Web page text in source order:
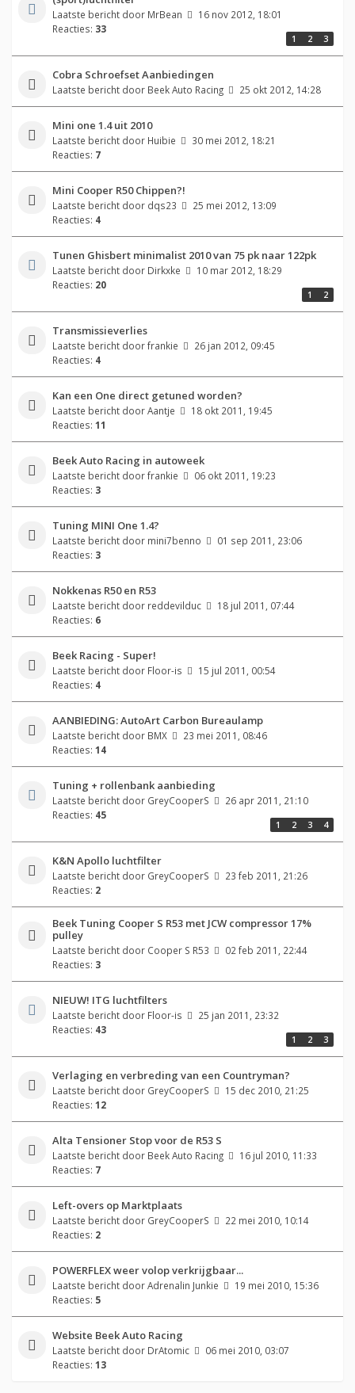
Laatste bericht door MrBean
16 nov 2012, 18:01
Reacties: 33
1 2 3
Cobra Schroefset Aanbiedingen
Laatste bericht door Beek Auto Racing 25 okt 2012, 14:28
Mini one 1.4 uit 2010
Laatste bericht door Huibie
30 mei 2012, 18:21
Reacties: 7
Mini Cooper R50 Chippen?!
Laatste bericht door dqs23
25 mei 2012, 13:09
Reacties: 4
Tunen Ghisbert minimalist 2010 van 75 pk naar 122pk
Laatste bericht door Dirkxke
10 mar 2012, 18:29
Reacties: 20
1 2
Transmissieverlies
Laatste bericht doorfrankie
26 jan 2012, 09:45
Reacties: 4
Kan een One direct getuned worden?
Laatste bericht doorAantje
18 okt 2011, 19:45
Reacties: 11
Beek Auto Racing in autoweek
Laatste bericht doorfrankie
06 okt 2011, 19:23
Reacties: 3
Tuning MINI One 1.4?
Laatste bericht door mini7benno
01 sep 2011, 23:06
Reacties: 3
Nokkenas R50 en R53
Laatste bericht door reddevilduc
18 jul 2011, 07:44
Reacties: 6
Beek Racing - Super!
Laatste bericht door Floor-is
15 jul 2011, 00:54
Reacties: 4
AANBIEDING: AutoArt Carbon Bureaulamp
Laatste bericht door BMX
23 mei 2011, 08:46
Reacties: 14
Tuning + rollenbank aanbieding
Laatste bericht door GreyCooperS
26 apr 2011, 21:10
Reacties: 45
1 2 3 4
K&N Apollo luchtfilter
Laatste bericht door GreyCooperS
23 feb 2011, 21:26
Reacties: 2
Beek Tuning Cooper S R53 met JCW compressor 17%
pulley
Laatste bericht door Cooper S R53
02 feb 2011, 22:44
Reacties: 3
NIEUW! ITG luchtfilters
Laatste bericht door Floor-is
25 jan 2011, 23:32
Reacties: 43
1 2 3
Verlaging en verbreding van een Countryman?
Laatste bericht door GreyCooperS
15 dec 2010, 21:25
Reacties: 12
Alta Tensioner Stop voor de R53 S
Laatste bericht door Beek Auto Racing
16 jul 2010, 11:33
Reacties: 7
Left-overs op Marktplaats
Laatste bericht door GreyCooperS
22 mei 2010, 10:14
Reacties: 2
POWERFLEX weer volop verkrijgbaar...
Laatste bericht doorAdrenalin Junkie
19 mei 2010, 15:36
Reacties: 5
Website Beek Auto Racing
Laatste bericht door DrAtomic
06 mei 2010, 03:07
Reacties: 13